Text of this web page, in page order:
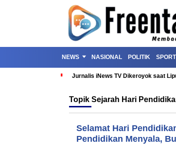
NEWS NASIONAL POLITIK
Jurnalis iNews TV Dikeroyok saat
Topik Sejarah Hari
Selamat Hari
Pendidikan Menyala,